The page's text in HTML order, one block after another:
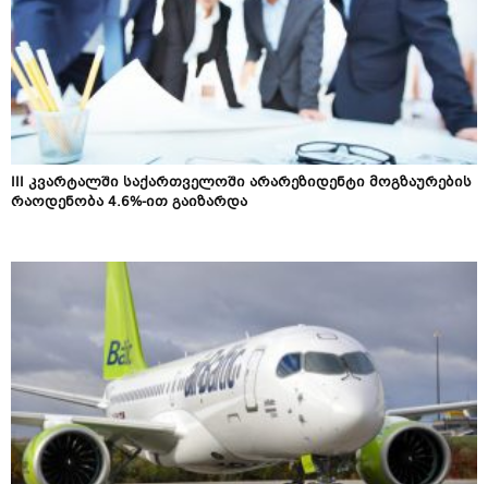
III კვარტალში საქართველოში არარეზიდენტი მოგზაურების
რაოდენობა 4.6%-ით გაიზარდა